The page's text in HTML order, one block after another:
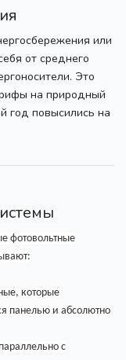
или
от среднего
Это
на природный
год повысились на
фотовольтные
которые
панелью и абсолютно
с